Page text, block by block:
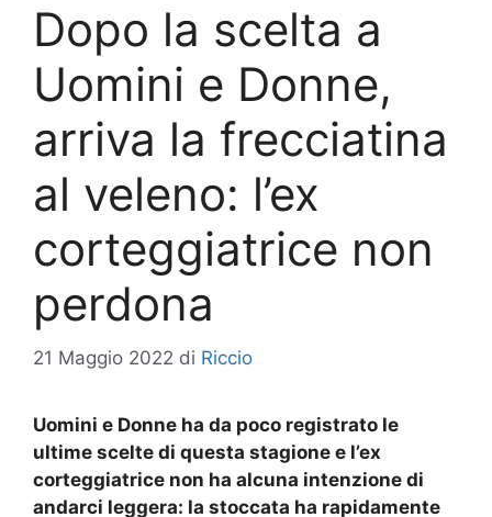
Dopo la scelta a
Uomini e Donne,
arriva la frecciatina
al veleno: l’ex
corteggiatrice non
perdona
21 Maggio 2022 di Riccio
Uomini e Donne ha da poco registrato le
ultime scelte di questa stagione e l’ex
corteggiatrice non ha alcuna intenzione di
andarci leggera: la stoccata ha rapidamente